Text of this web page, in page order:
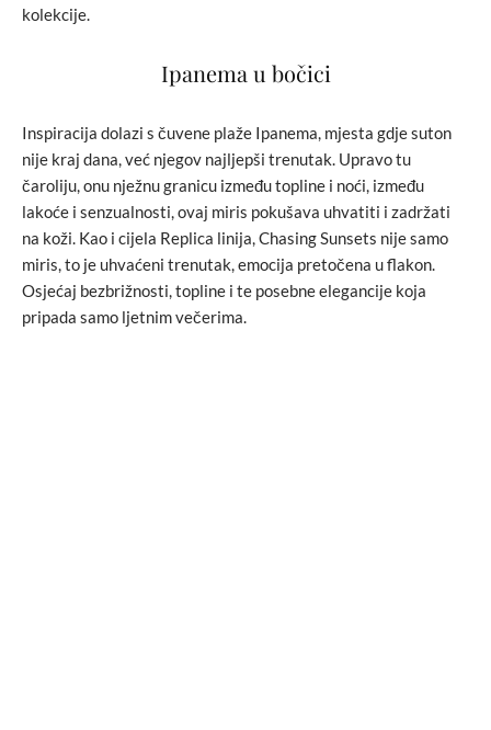
kolekcije.
Ipanema u bočici
Inspiracija dolazi s čuvene plaže Ipanema, mjesta gdje suton
nije kraj dana, već njegov najljepši trenutak. Upravo tu
čaroliju, onu nježnu granicu između topline i noći, između
lakoće i senzualnosti, ovaj miris pokušava uhvatiti i zadržati
na koži. Kao i cijela Replica linija, Chasing Sunsets nije samo
miris, to je uhvaćeni trenutak, emocija pretočena u flakon.
Osjećaj bezbrižnosti, topline i te posebne elegancije koja
pripada samo ljetnim večerima.